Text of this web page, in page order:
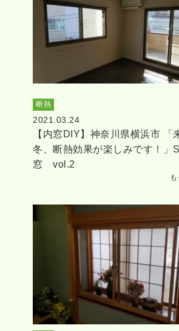
断熱
2021.03.24
【内窓DIY】神奈川県横浜市 「
冬、断熱効果が楽しみです！」
窓 vol.2